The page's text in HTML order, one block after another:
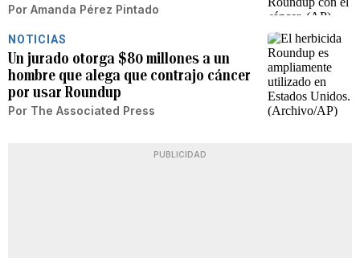
Por Amanda Pérez Pintado
NOTICIAS
Un jurado otorga $80 millones a un
hombre que alega que contrajo cáncer
por usar Roundup
Por The Associated Press
PUBLICIDAD